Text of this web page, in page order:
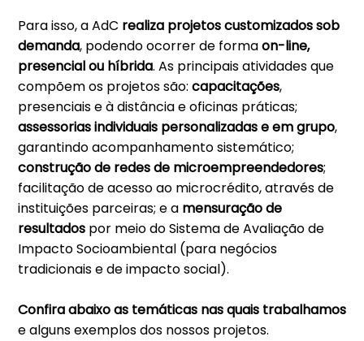
Para isso, a AdC realiza projetos customizados sob
demanda, podendo ocorrer de formaon-line,
presencial ou híbrida. As principais atividades que
compõem os projetos são:capacitações,
presenciais e à distância e oficinas práticas;
assessorias individuais personalizadas e em grupo,
garantindo acompanhamento sistemático;
construção de redes de microempreendedores;
facilitação de acesso ao microcrédito, através de
instituições parceiras; e a mensuração de
resultados por meio do Sistema de Avaliação de
Impacto Socioambiental (para negócios
tradicionais e de impacto social).
Confira abaixo as temáticas nas quais trabalhamos
e alguns exemplos dos nossos projetos.